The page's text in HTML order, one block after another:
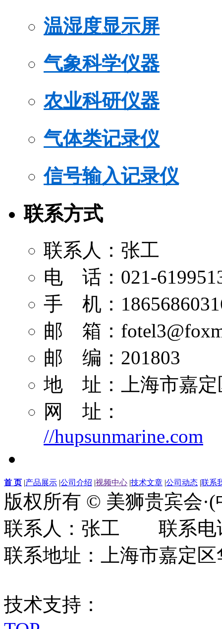
温湿度显示屏
气象科学仪器
农业科研仪器
气体类记录仪
信号输入记录仪
联系方式
联系人：张工
电 话：021-
手 机：
邮 箱：
邮 编：201803
地 址：上海市嘉定
网 址：
//hupsunmarine.com
首 页 |产品展示 |公司介绍 |视频中心 |技术文章 |公司动态 |联系
版权所有 © 美狮贵宾会
联系人：张工 联系电
联系地址：上海市嘉定
技术支持：